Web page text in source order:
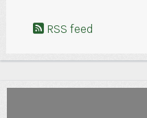
RSS feed